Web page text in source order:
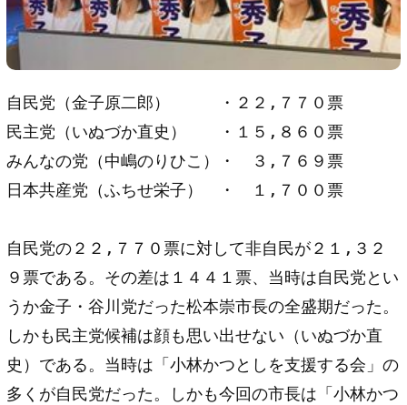
自民党（金子原二郎） ・２２,７７０票
民主党（いぬづか直史） ・１５,８６０票
みんなの党（中嶋のりひこ）・ ３,７６９票
日本共産党（ふちせ栄子） ・ １,７００票
自民党の２２,７７０票に対して非自民が２１,３２
９票である。その差は１４４１票、当時は自民党とい
うか金子・谷川党だった松本崇市長の全盛期だった。
しかも民主党候補は顔も思い出せない（いぬづか直
史）である。当時は「小林かつとしを支援する会」の
多くが自民党だった。しかも今回の市長は「小林かつ